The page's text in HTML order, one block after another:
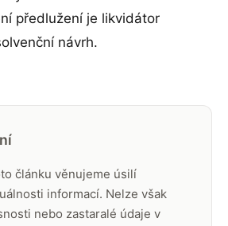
předlužení je likvidátor
návrh.
článku věnujeme úsilí
informací. Nelze však
nebo zastaralé údaje v